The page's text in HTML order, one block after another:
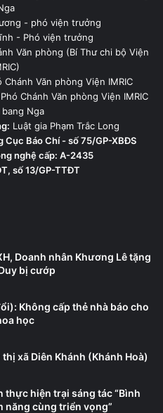
- phó viện trưởng
- Phó viện trưởng
Văn phòng (Bí Thư chi bộ Viện
Văn phòng Viện IMRIC
Chánh Văn phòng Viện IMRIC
Nga
Luật gia Phạm Trắc Long
Cục Báo Chí - số 75/GP-XBĐS
nghệ cấp: A-2435
số 13/GP-TTĐT
Doanh nhân Khương Lê tặng
bị cướp
Không cấp thẻ nhà báo cho
học
xã Diên Khánh (Khánh Hoà)
thực hiện trại sáng tác “Bình
năng cùng triển vọng”